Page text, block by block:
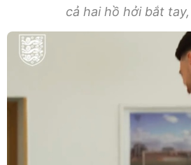
cả hai hồ hởi bắt